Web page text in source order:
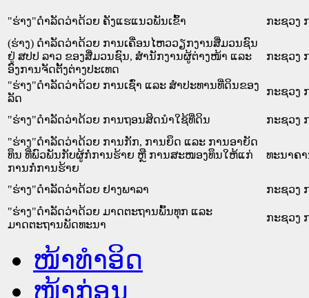
"ຮ່າງ"ດຳລັດວ່າດ້ວຍ ຄັງແຮແນວພັນເຂົ້າ
ກະຊວງ
(ຮ່າງ) ດຳລັດວ່າດ້ວຍ ການເຄື່ອນໄຫວວຽກງານສື່ມວນຊົນ
ຢູ່ ສປປ ລາວ ຂອງສື່ມວນຊົນ, ສຳນັກງານຜູ້ຕ່າງໜ້າ ແລະ
ອົງການຈັດຕັ້ງຕ່າງປະເທດ
ກະຊວງ
"ຮ່າງ"ດຳລັດວ່າດ້ວຍ ການເຊົ່າ ແລະ ສຳປະທານທີ່ດິນຂອງ
ລັດ
ກະຊວງ
"ຮ່າງ"ດຳລັດວ່າດ້ວຍ ການຖອນສິດນຳໃຊ້ທີ່ດິນ
ກະຊວງ
"ຮ່າງ"ດຳລັດວ່າດ້ວຍ ການກັກ, ການຍຶດ ແລະ ການອາຍັດ
ທຶນ ທີ່ພົວພັນກັບຜູ້ກໍ່ການຮ້າຍ ຫຼື ການສະໜອງທຶນໃຫ້ແກ່
ການກໍ່ການຮ້າຍ
ທະນາຄ
"ຮ່າງ"ດຳລັດວ່າດ້ວຍ ຢາງພາລາ
ກະຊວງ
"ຮ່າງ"ດຳລັດວ່າດ້ວຍ ມາດຕະຖານພົ້ນທຸກ ແລະ
ມາດຕະຖານພັດທະນາ
ກະຊວງ
ໜ້າທໍາອິດ
ໜ້າກ່ອນ